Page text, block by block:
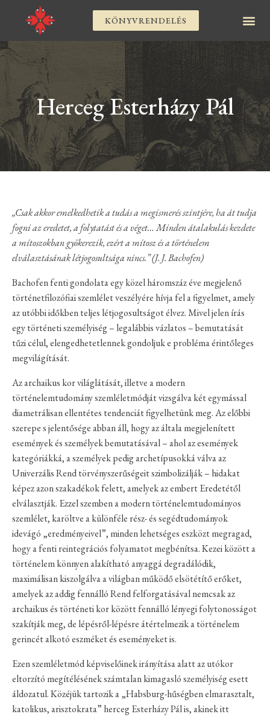
KÖNYVRENDELÉS
Herceg Esterházy Pál
„Csak akkor emelkedhetik a tudás a megismerés szintjére, ha át tudja
fogni az eredetet, a folytatást és a véget… Minden átalakulás kezdete
a mítoszokban gyökerezik, ezért a mítosz és a történelem
elválasztásának létjogosultsága nincs.” (J. J. Bachofen)
Bachofen fenti gondolata egy közel háromszáz éve megjelenő
történetfilozófiai szemlélet veszélyére hívja fel a figyelmet, amely
az utóbbi időkben teljes létjogosultságot élvez. Mivel jelen írás
egy történeti személyiség – legalábbis vázlatos – bemutatását
tűzi célul, elengedhetetlennek gondoljuk e probléma érintőleges
megvilágítását.
Az archaikus kor világlátását, illetve a modern
történelemtudomány szemléletmódját vizsgálva két egymással
diametrálisan ellentétes tendenciát figyelhetünk meg. Az előbbi
szerepe s jelentősége abban áll, hogy az általa megjelenített
események és személyek bemutatásával – ahol az események
kategóriákká, a személyek pedig archetípusokká válva az
Univerzális Rend törvényszerűségeit szimbolizálják – hidakat
képez azon szakadékok felett, amelyek az embert Eredetétől
elválasztják. Ezzel szemben a modern történelemtudományos
szemlélet, karöltve a különféle rész- és segédtudományok
idevágó „eredményeivel”, minden lehetséges eszközt megragad,
hogy a fenti reintegrációs folyamatot megbénítsa. Kezei között a
történelem könnyen alakítható anyaggá degradálódik,
maximálisan kiszolgálva a világban működő elsötétítő erőket,
amelyek az addig fennálló Rend felforgatásával nemcsak az
archaikus és történeti kor között fennálló lényegi folytonosságot
szakítják meg, de lépésről-lépésre átértelmezik a történelem
gerincét alkotó eszméket és eseményeket is.
Ezen szemléletmód képviselőinek irányítása alatt az utókor
eltorzító megítélésének számtalan kimagasló személyiség esett
áldozatul. Közéjük tartozik a „Habsburg-hűségben elmarasztalt,
katolikus, arisztokrata” herceg Esterházy Pál is, akinek itt